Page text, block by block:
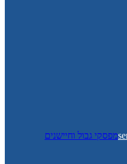
מפסקי גבול וחיישנים